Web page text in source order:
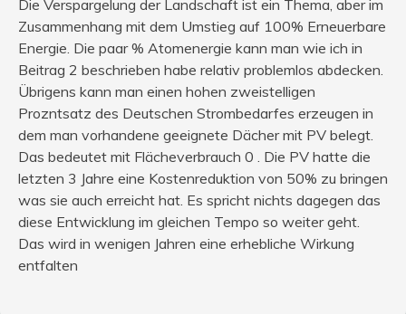
Die Verspargelung der Landschaft ist ein Thema, aber im
Zusammenhang mit dem Umstieg auf 100% Erneuerbare
Energie. Die paar % Atomenergie kann man wie ich in
Beitrag 2 beschrieben habe relativ problemlos abdecken.
Übrigens kann man einen hohen zweistelligen
Prozntsatz des Deutschen Strombedarfes erzeugen in
dem man vorhandene geeignete Dächer mit PV belegt.
Das bedeutet mit Flächeverbrauch 0 . Die PV hatte die
letzten 3 Jahre eine Kostenreduktion von 50% zu bringen
was sie auch erreicht hat. Es spricht nichts dagegen das
diese Entwicklung im gleichen Tempo so weiter geht.
Das wird in wenigen Jahren eine erhebliche Wirkung
entfalten